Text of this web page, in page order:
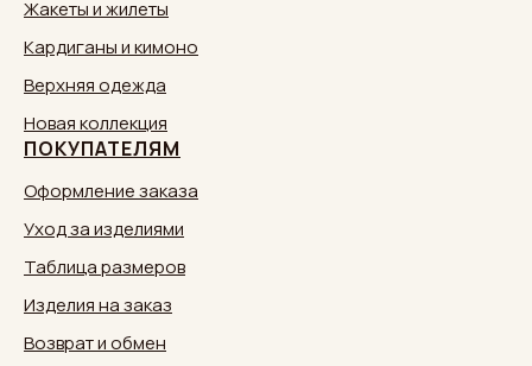
Жакеты и жилеты
Кардиганы и кимоно
Верхняя одежда
Новая коллекция
ПОКУПАТЕЛЯМ
Оформление заказа
Уход за изделиями
Таблица размеров
Изделия на заказ
Возврат и обмен